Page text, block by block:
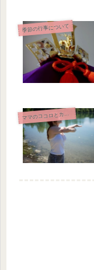
季節の行事について
マ
マのココロとカラダ